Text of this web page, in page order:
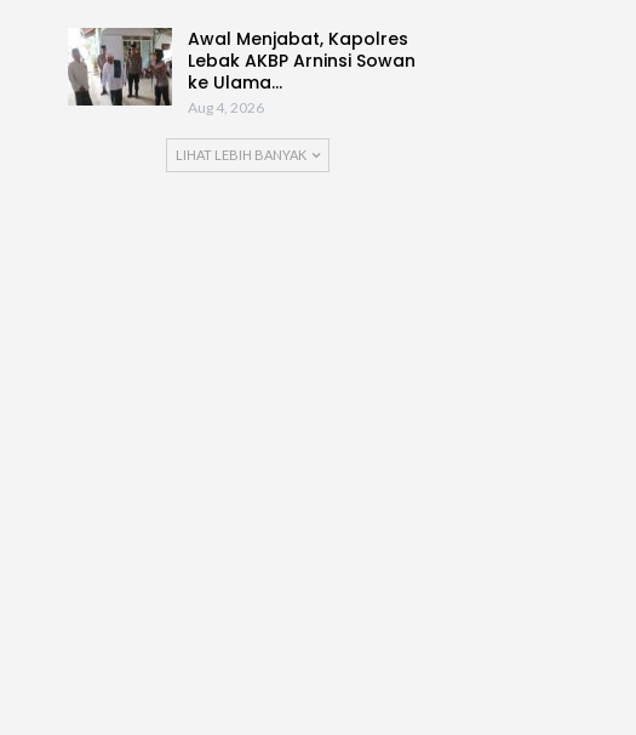
Awal Menjabat, Kapolres
Lebak AKBP Arninsi Sowan
ke Ulama…
Aug 4, 2026
LIHAT LEBIH BANYAK